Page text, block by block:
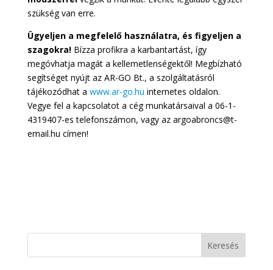
szükség van erre.
Ügyeljen a megfelelő használatra, és figyeljen a
szagokra! Bízza profikra a karbantartást, így
megóvhatja magát a kellemetlenségektől! Megbízható
segítséget nyújt az AR-GO Bt., a szolgáltatásról
tájékozódhat a www.ar-go.hu internetes oldalon.
Vegye fel a kapcsolatot a cég munkatársaival a 06-1-
4319407-es telefonszámon, vagy az argoabroncs@t-
email.hu címen!